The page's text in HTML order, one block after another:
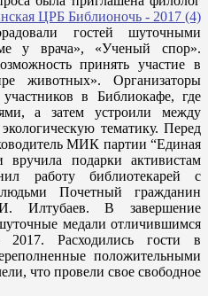
гостей шуточными
у врача», «Ученый спор».
принять участие в
животных». Организаторы
в Библиокафе, где
а затем устроили между
тематику. Перед
МИК партии “Единая
подарки активистам
работу библиотекарей с
Почетный гражданин
Илтубаев. В завершение
медали отличившимся
2017. Расходились гости в
положительными
что провели свое свободное